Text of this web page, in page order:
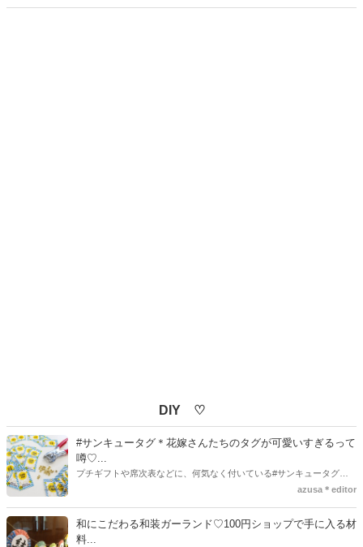
します。ぜひ、これからの準備の参考にしてくださいね！
DIY ♡
#サンキュータグ＊花嫁さんたちのタグが可愛いすぎるって
噂♡...
プチギフトや席次表などに、何気なく付いている#サンキュータグ実
はほとんどの花嫁さんが手作りしてるってご存知でしたか！？あるの
ま、付いてた方が断然可愛い♡そんなプレ花嫁さんたちの#サンキュー
タグアイデア、探してみました♪
azusa＊editor
和にこだわる和装ガーランド♡100円ショップで手に入る材
料...